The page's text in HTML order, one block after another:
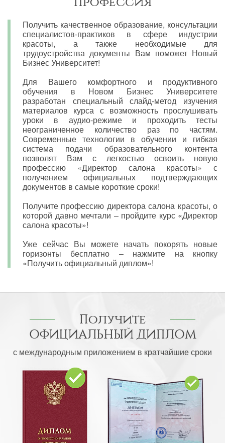
Получить качественное образование, консультации
специалистов-практиков в сфере индустрии
красоты, а также необходимые для
трудоустройства документы Вам поможет Новый
Бизнес Университет!
Для Вашего комфортного и продуктивного
обучения в Новом Бизнес Университете
разработан специальный слайд-метод изучения
материалов курса с возможность прослушивать
уроки в аудио-режиме и проходить тесты
неограниченное количество раз по частям.
Современные технологии в обучении и гибкая
система подачи образовательного контента
позволят Вам с легкостью освоить новую
профессию «Директор салона красоты» с
получением официальных подтверждающих
документов в самые короткие сроки!
Получите профессию директора салона красоты, о
которой давно мечтали – пройдите курс «Директор
салона красоты»!
Уже сейчас Вы можете начать покорять новые
горизонты бесплатно – нажмите на кнопку
«Получить официальный диплом»!
Получите
ОФИЦИАЛЬНЫЙ ДИПЛОМ
с международным приложением в кратчайшие сроки